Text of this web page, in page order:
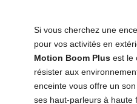
Si vous cherchez une
pour vos activités en
Motion Boom Plus est le
résister aux
enceinte vous offre un
ses haut-parleurs à haute